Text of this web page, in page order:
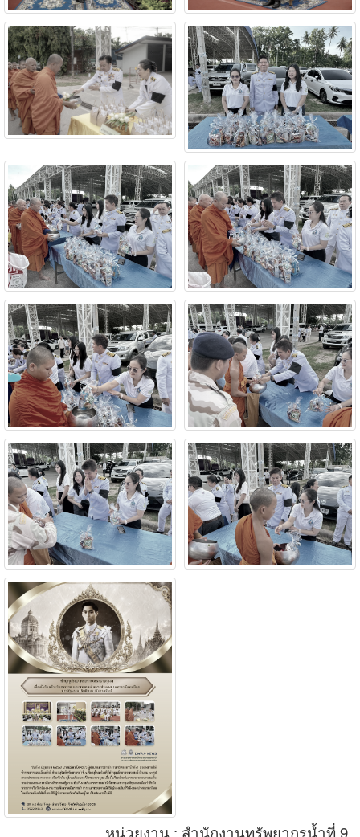
หน่วยงาน : สำนักงานทรัพยากรน้ำที่ 9